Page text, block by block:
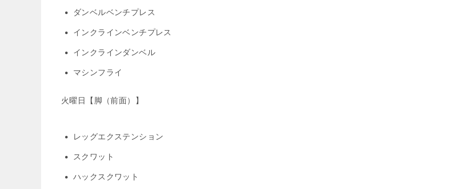
ダンベルベンチプレス
インクラインベンチプレス
インクラインダンベル
マシンフライ
火曜日【脚（前面）】
レッグエクステンション
スクワット
ハックスクワット